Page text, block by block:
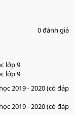
0 đánh giá
lớp 9
lớp 9
2019 - 2020 (có đáp
2019 - 2020 (có đáp